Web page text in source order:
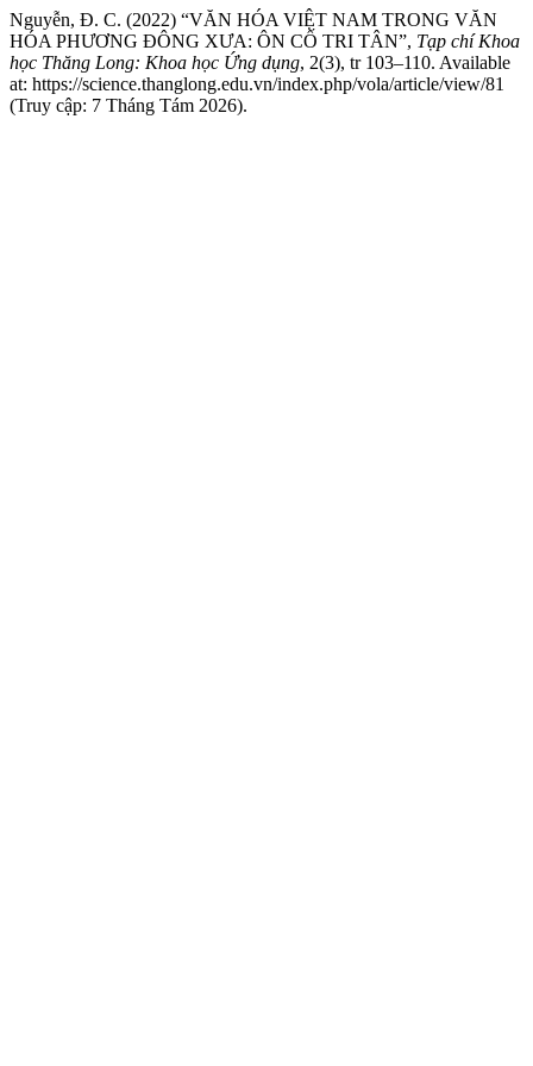
Nguyễn, Đ. C. (2022) “VĂN HÓA VIỆT NAM TRONG VĂN
HÓA PHƯƠNG ĐÔNG XƯA: ÔN CỐ TRI TÂN”, Tạp chí Khoa
học Thăng Long: Khoa học Ứng dụng, 2(3), tr 103–110. Available
at: https://science.thanglong.edu.vn/index.php/vola/article/view/81
(Truy cập: 7 Tháng Tám 2026).